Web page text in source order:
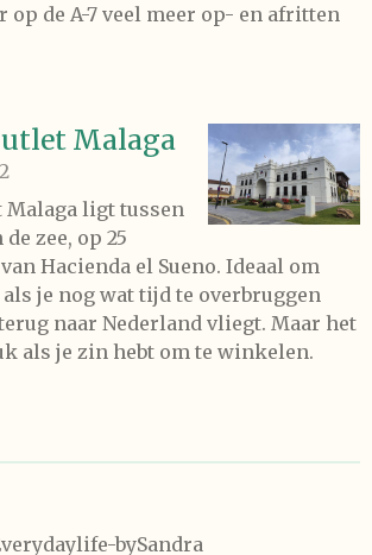
op de A-7 veel meer op- en afritten
Malaga
Malaga ligt tussen
zee, op 25
Hacienda el Sueno. Ideaal om
als je nog wat tijd te overbruggen
naar Nederland vliegt. Maar het
als je zin hebt om te winkelen.
bySandra